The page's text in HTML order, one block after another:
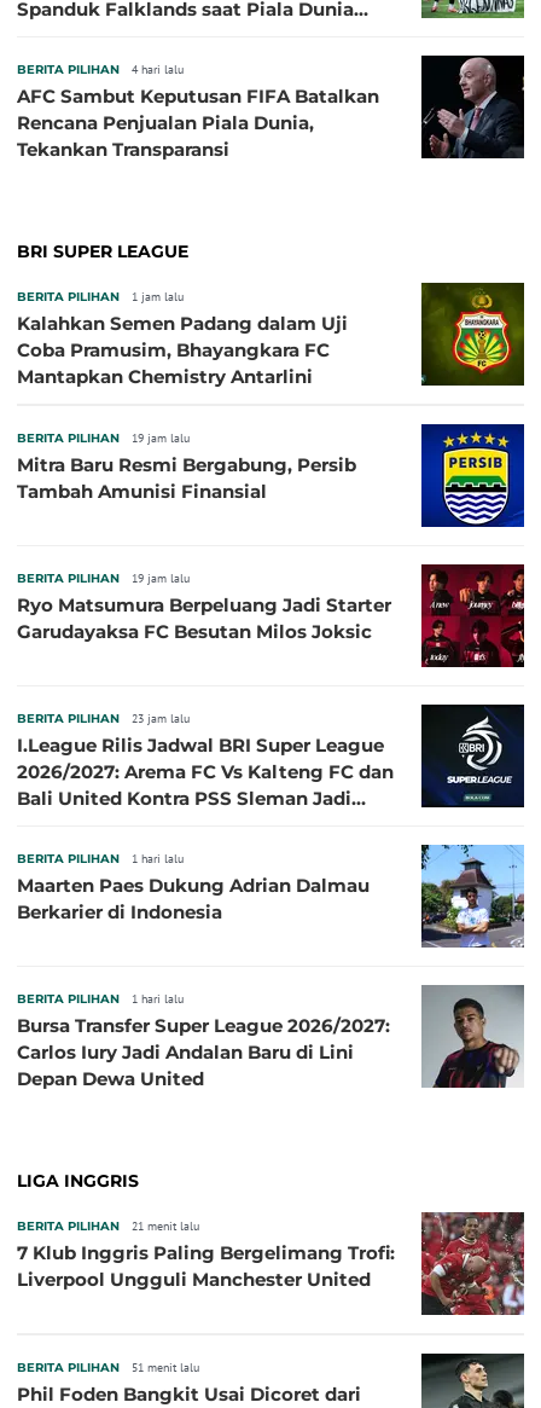
Spanduk Falklands saat Piala Dunia
BERITA PILIHAN 4 hari lalu
AFC Sambut Keputusan FIFA Batalkan
Rencana Penjualan Piala Dunia,
Tekankan Transparansi
BRI SUPER LEAGUE
BERITA PILIHAN 1 jam lalu
Kalahkan Semen Padang dalam Uji
Coba Pramusim, Bhayangkara FC
Mantapkan Chemistry Antarlini
BERITA PILIHAN 19 jam lalu
Mitra Baru Resmi Bergabung, Persib
Tambah Amunisi Finansial
BERITA PILIHAN 19 jam lalu
Ryo Matsumura Berpeluang Jadi Starter
Garudayaksa FC Besutan Milos Joksic
BERITA PILIHAN 23 jam lalu
I.League Rilis Jadwal BRI Super League
2026/2027: Arema FC Vs Kalteng FC dan
Bali United Kontra PSS Sleman Jadi
BERITA PILIHAN 1 hari lalu
Maarten Paes Dukung Adrian Dalmau
Berkarier di Indonesia
BERITA PILIHAN 1 hari lalu
Bursa Transfer Super League 2026/2027:
Carlos Iury Jadi Andalan Baru di Lini
Depan Dewa United
LIGA INGGRIS
BERITA PILIHAN 21 menit lalu
7 Klub Inggris Paling Bergelimang Trofi:
Liverpool Ungguli Manchester United
BERITA PILIHAN 51 menit lalu
Phil Foden Bangkit Usai Dicoret dari